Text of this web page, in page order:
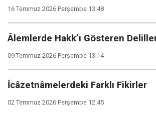
16 Temmuz 2026 Perşembe 13:48
Âlemlerde Hakk’ı Gösteren
09 Temmuz 2026 Perşembe 13:14
İcâzetnâmelerdeki Farklı Fikirler
02 Temmuz 2026 Perşembe 12:45